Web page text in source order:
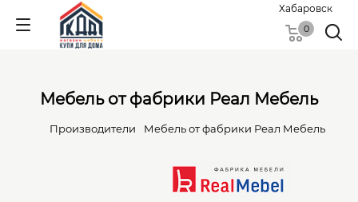
Хабаровск
0
Мебель от фабрики Реал Мебель
Производители Мебель от фабрики Реал Мебель